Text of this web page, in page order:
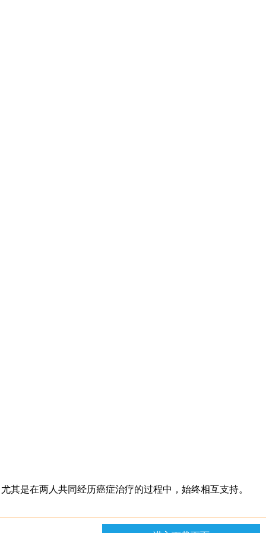
是在两人共同经历癌症治疗的过程中，始终相互支持。